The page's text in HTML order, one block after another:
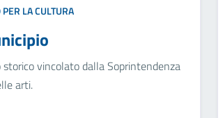
LA CULTURA
storico vincolato dalla Soprintendenza
arti.